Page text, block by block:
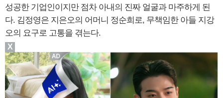
성공한 기업인이지만 점차 아내의 진짜 얼굴과 마주하게 된
다. 김정영은 지은오의 어머니 정순희로, 무책임한 아들 지강
오의 요구로 고통을 겪는다.
X